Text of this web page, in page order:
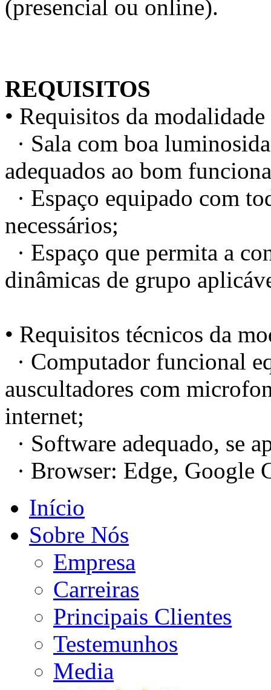
(presencial ou online).
REQUISITOS
• Requisitos da
· Sala com boa
adequados ao bom
· Espaço equipado com
necessários;
· Espaço que permita a
dinâmicas de grupo
• Requisitos técnicos da
· Computador funcional
auscultadores com
internet;
· Software adequado, se
· Browser: Edge,
Início
Sobre Nós
Empresa
Carreiras
Principais Clientes
Testemunhos
Media